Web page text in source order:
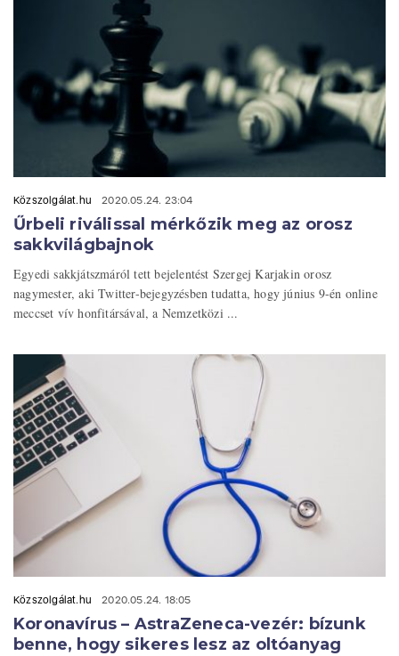
Közszolgálat.hu 2020.05.24. 23:04
Űrbeli riválissal mérkőzik meg az orosz
sakkvilágbajnok
Egyedi sakkjátszmáról tett bejelentést Szergej Karjakin orosz
nagymester, aki Twitter-bejegyzésben tudatta, hogy június 9-én online
meccset vív honfitársával, a Nemzetközi ...
Közszolgálat.hu 2020.05.24. 18:05
Koronavírus – AstraZeneca-vezér: bízunk
benne, hogy sikeres lesz az oltóanyag